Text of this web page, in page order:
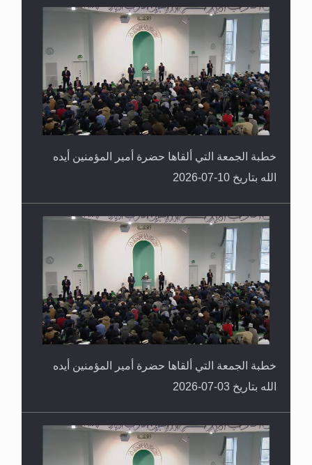
خطبة الجمعة التي ألقاها حضرة أمير المؤمنين أيده
الله بتاريخ 10-07-2026
خطبة الجمعة التي ألقاها حضرة أمير المؤمنين أيده
الله بتاريخ 03-07-2026